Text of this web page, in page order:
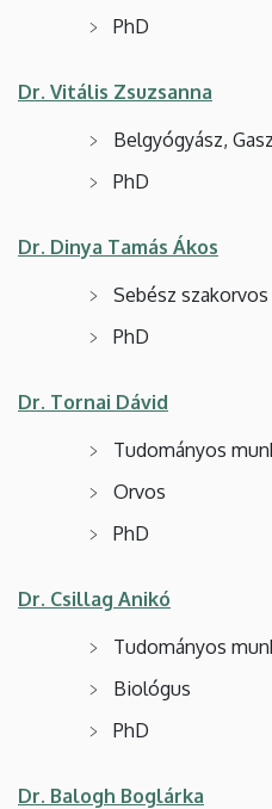
PhD
Dr. Vitális Zsuzsanna
Belgyógyász,
PhD
Dr. Dinya Tamás Ákos
Sebész szakorvos
PhD
Dr. Tornai Dávid
Tudományos
Orvos
PhD
Dr. Csillag Anikó
Tudományos
Biológus
PhD
Dr. Balogh Boglárka